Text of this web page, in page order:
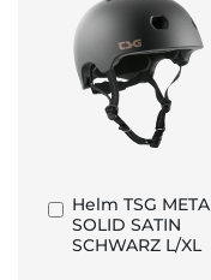
Helm TSG META
SOLID SATIN
SCHWARZ L/XL
In
den
Warenkorb